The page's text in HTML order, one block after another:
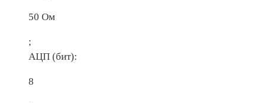
50 Ом
;
АЦП (бит):
8